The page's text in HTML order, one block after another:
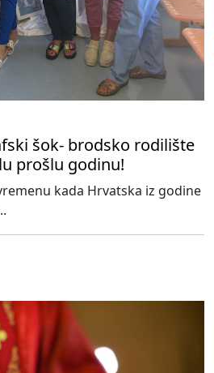
šok- brodsko rodilište
prošlu godinu!
kada Hrvatska iz godine